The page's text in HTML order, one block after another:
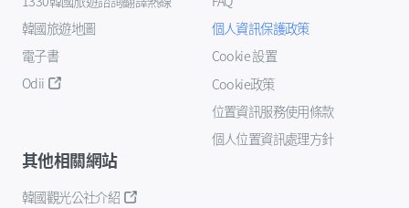
韓國旅遊地圖
電子書
Odii
個人資訊保護政策
Cookie 設置
Cookie政策
位置資訊服務使用條款
個人位置資訊處理方針
其他相關網站
韓國觀光公社介紹